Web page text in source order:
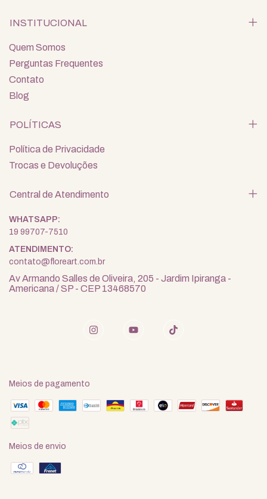
INSTITUCIONAL
Quem Somos
Perguntas Frequentes
Contato
Blog
POLÍTICAS
Política de Privacidade
Trocas e Devoluções
Central de Atendimento
19 99707-7510
contato@floreart.com.br
Av Armando Salles de Oliveira, 205 - Jardim Ipiranga -
Americana / SP - CEP 13468570
Meios de pagamento
Meios de envio